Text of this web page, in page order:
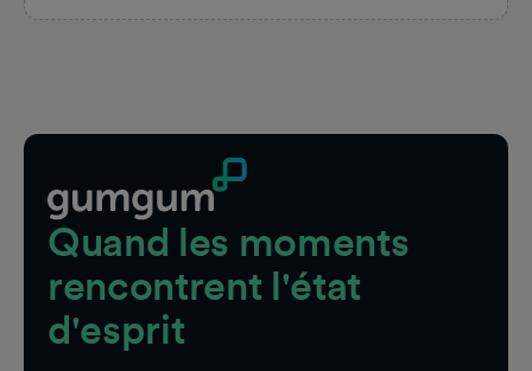
Quand les moments
rencontrent l'état
d'esprit